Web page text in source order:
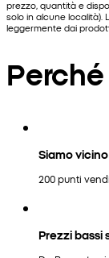
prezzo, quantità e
solo in alcune località).
leggermente dai
Siamo
200 punti
Prezzi bassi